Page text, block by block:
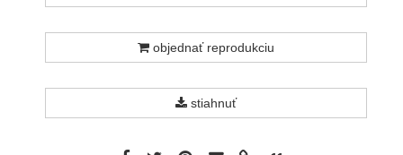
objednať reprodukciu
stiahnuť